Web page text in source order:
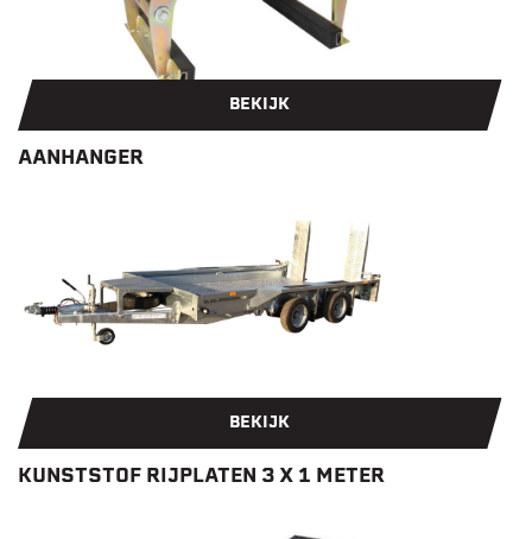
BEKIJK
AANHANGER
BEKIJK
KUNSTSTOF RIJPLATEN 3 X 1 METER